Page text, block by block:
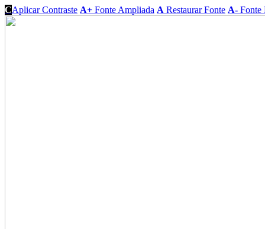
CAplicar Contraste A+ Fonte Ampliada A Restaurar Fonte A- Fonte